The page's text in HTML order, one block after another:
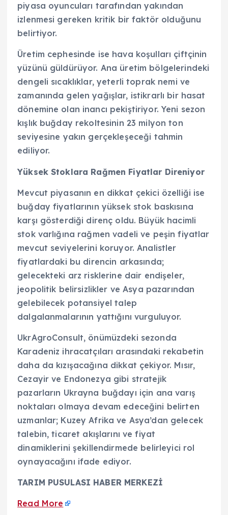
piyasa oyuncuları tarafından yakından
izlenmesi gereken kritik bir faktör olduğunu
belirtiyor.
Üretim cephesinde ise hava koşulları çiftçinin
yüzünü güldürüyor. Ana üretim bölgelerindeki
dengeli sıcaklıklar, yeterli toprak nemi ve
zamanında gelen yağışlar, istikrarlı bir hasat
dönemine olan inancı pekiştiriyor. Yeni sezon
kışlık buğday rekoltesinin 23 milyon ton
seviyesine yakın gerçekleşeceği tahmin
ediliyor.
Yüksek Stoklara Rağmen Fiyatlar Direniyor
Mevcut piyasanın en dikkat çekici özelliği ise
buğday fiyatlarının yüksek stok baskısına
karşı gösterdiği direnç oldu. Büyük hacimli
stok varlığına rağmen vadeli ve peşin fiyatlar
mevcut seviyelerini koruyor. Analistler
fiyatlardaki bu direncin arkasında;
gelecekteki arz risklerine dair endişeler,
jeopolitik belirsizlikler ve Asya pazarından
gelebilecek potansiyel talep
dalgalanmalarının yattığını vurguluyor.
UkrAgroConsult, önümüzdeki sezonda
Karadeniz ihracatçıları arasındaki rekabetin
daha da kızışacağına dikkat çekiyor. Mısır,
Cezayir ve Endonezya gibi stratejik
pazarların Ukrayna buğdayı için ana varış
noktaları olmaya devam edeceğini belirten
uzmanlar; Kuzey Afrika ve Asya’dan gelecek
talebin, ticaret akışlarını ve fiyat
dinamiklerini şekillendirmede belirleyici rol
oynayacağını ifade ediyor.
TARIM PUSULASI HABER MERKEZİ
Read More